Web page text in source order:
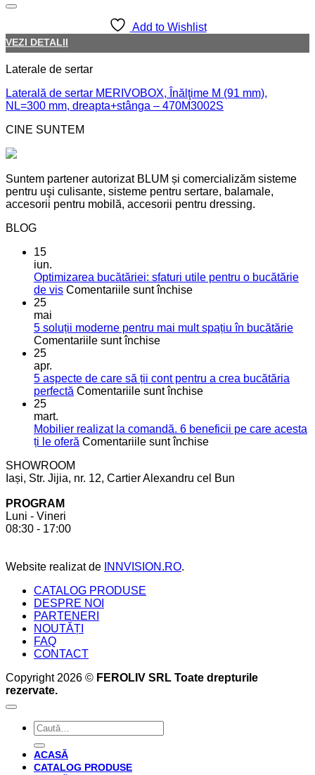
Add to Wishlist
VEZI DETALII
Laterale de sertar
Laterală de sertar MERIVOBOX, Înălţime M (91 mm),
NL=300 mm, dreapta+stânga – 470M3002S
CINE SUNTEM
Suntem partener autorizat BLUM și comercializăm sisteme
pentru uşi culisante, sisteme pentru sertare, balamale,
accesorii pentru mobilă, accesorii pentru dressing.
BLOG
15
iun.
Optimizarea bucătăriei: sfaturi utile pentru o bucătărie
de vis Comentariile sunt închisepentru
sfaturi
bucătărie
de
25
mai
5 soluții moderne pentru mai mult spațiu în bucătărie
Comentariile sunt închisepentru
moderne
pentru
spațiu
în
25
apr.
5 aspecte de care să ții cont pentru a crea bucătăria
perfectă Comentariile sunt închisepentru
de
care
cont
25
mart.
Mobilier realizat la comandă. 6 beneficii pe care acesta
ți le oferă Comentariile sunt închisepentru
la
SHOWROOM
Iași, Str. Jijia, nr. 12, Cartier Alexandru cel Bun
PROGRAM
Luni - Vineri
08:30 - 17:00
Website realizat de INNVISION.RO.
CATALOG PRODUSE
DESPRE NOI
PARTENERI
NOUTĂȚI
FAQ
CONTACT
Copyright 2026 © FEROLIV SRL Toate drepturile
rezervate.
Caută
după:
ACASĂ
CATALOG PRODUSE